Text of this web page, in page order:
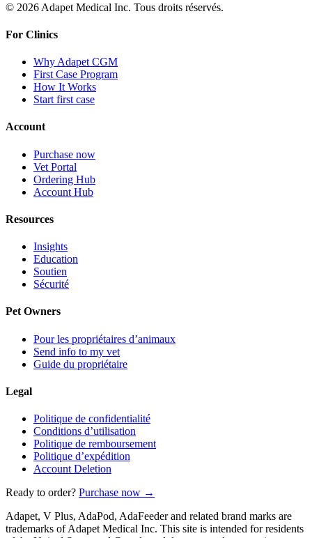
© 2026 Adapet Medical Inc. Tous droits réservés.
For Clinics
Why Adapet CGM
First Case Program
How It Works
Start first case
Account
Purchase now
Vet Portal
Ordering Hub
Account Hub
Resources
Insights
Education
Soutien
Sécurité
Pet Owners
Pour les propriétaires d’animaux
Send info to my vet
Guide du propriétaire
Legal
Politique de confidentialité
Conditions d’utilisation
Politique de remboursement
Politique d’expédition
Account Deletion
Ready to order? Purchase now →
Adapet, V Plus, AdaPod, AdaFeeder and related brand marks are
trademarks of Adapet Medical Inc. This site is intended for residents